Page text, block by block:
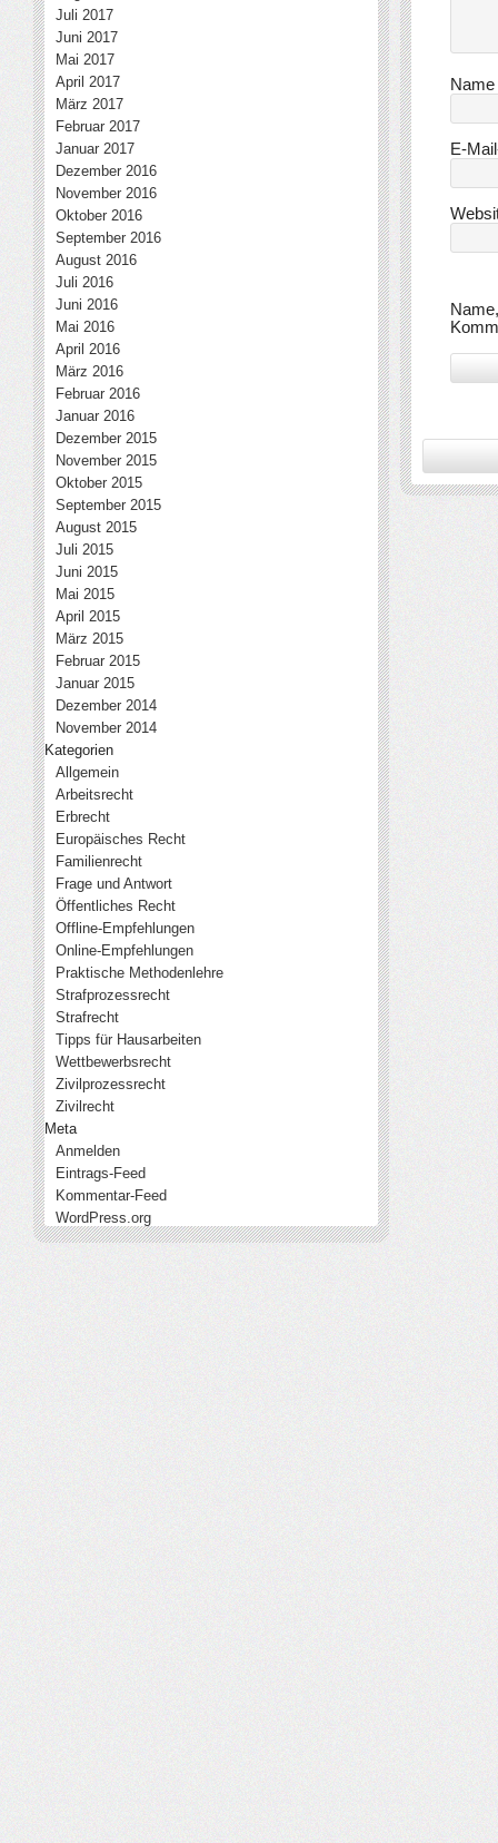
Name
E-
Juli 2017
Juni 2017
Mai 2017
April 2017
März 2017
Februar 2017
Januar 2017
Dezember 2016
November 2016
Oktober 2016
September 2016
August 2016
Juli 2016
Juni 2016
Mai 2016
April 2016
März 2016
Februar 2016
Januar 2016
Dezember 2015
November 2015
Oktober 2015
September 2015
August 2015
Juli 2015
Juni 2015
Mai 2015
April 2015
März 2015
Februar 2015
Januar 2015
Dezember 2014
November 2014
Kategorien
Allgemein
Arbeitsrecht
Erbrecht
Europäisches Recht
Familienrecht
Frage und Antwort
Öffentliches Recht
Offline-Empfehlungen
Online-Empfehlungen
Praktische Methodenlehre
Strafprozessrecht
Strafrecht
Tipps für Hausarbeiten
Wettbewerbsrecht
Zivilprozessrecht
Zivilrecht
Meta
Anmelden
Eintrags-Feed
Kommentar-Feed
WordPress.org